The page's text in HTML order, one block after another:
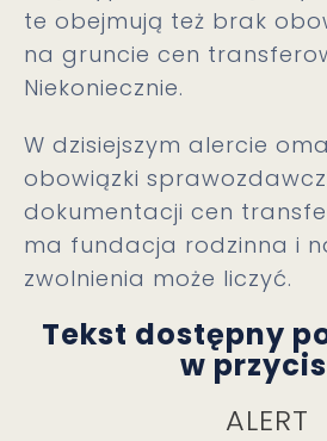
te obejmują też brak
na gruncie cen
Niekoniecznie.
W dzisiejszym alercie
obowiązki
dokumentacji cen
ma fundacja rodzinna i
zwolnienia może liczyć.
Tekst dostępny
w
ALERT